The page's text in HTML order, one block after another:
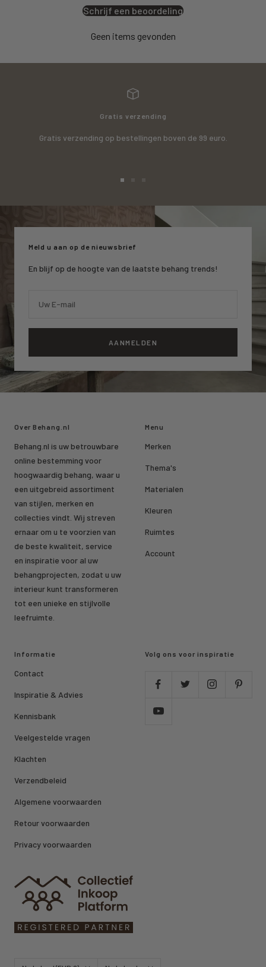
Schrijf een beoordeling
Geen items gevonden
Gratis verzending
Gratis verzending op bestellingen boven de 99 euro.
1
2
slide
3
Meld u aan op de nieuwsbrief
En blijf op de hoogte van de laatste behang trends!
Uw E-mail
AANMELDEN
Over Behang.nl
Behang.nl is uw betrouwbare
online bestemming voor
hoogwaardig behang, waar u
een uitgebreid assortiment
van stijlen, merken en
collecties vindt. Wij streven
ernaar om u te voorzien van
de beste kwaliteit, service
en inspiratie voor al uw
behangprojecten, zodat u uw
interieur kunt transformeren
tot een unieke en stijlvolle
leefruimte.
Menu
Merken
Thema's
Materialen
Kleuren
Ruimtes
Account
Informatie
Contact
Inspiratie & Advies
Kennisbank
Veelgestelde vragen
Klachten
Verzendbeleid
Algemene voorwaarden
Retour voorwaarden
Privacy voorwaarden
Volg ons voor inspiratie
Land/regio Taal